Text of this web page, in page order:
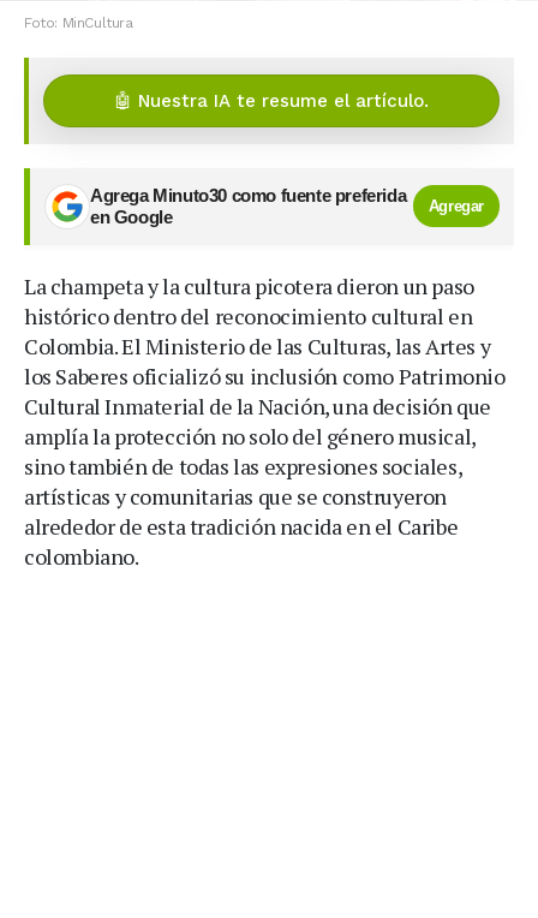
Foto: MinCultura
🤖 Nuestra IA te resume el artículo.
Agrega Minuto30 como fuente preferida
en Google
Agregar
La champeta y la cultura picotera dieron un paso
histórico dentro del reconocimiento cultural en
Colombia. El Ministerio de las Culturas, las Artes y
los Saberes oficializó su inclusión como Patrimonio
Cultural Inmaterial de la Nación, una decisión que
amplía la protección no solo del género musical,
sino también de todas las expresiones sociales,
artísticas y comunitarias que se construyeron
alrededor de esta tradición nacida en el Caribe
colombiano.